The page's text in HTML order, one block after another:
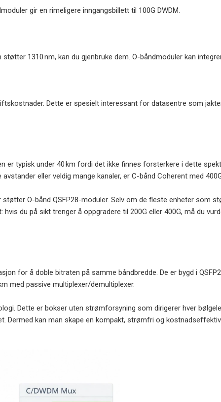
gir en rimeligere inngangsbillett til 100G DWDM.
1310 nm, kan du gjenbruke dem. O-båndmoduler kan
Dette er spesielt interessant for datasentre som
er typisk under 40 km fordi det ikke finnes forsterkere i dette
eller veldig mange kanaler, er C-bånd Coherent med
O-bånd QSFP28-moduler. Selv om de fleste enheter som
du på sikt trenger å oppgradere til 200G eller 400G, må du
for å doble bitraten på samme båndbredde. De er bygd i
med passive multiplexer/demultiplexer.
Dette er bokser uten strømforsyning som dirigerer hver
Dermed kan man skape en kompakt, strømfri og